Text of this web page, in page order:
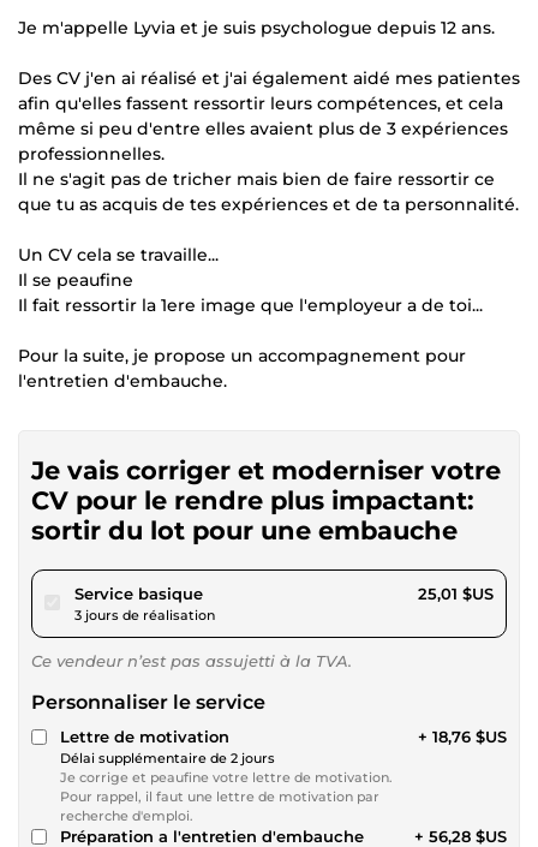
Je m'appelle Lyvia et je suis psychologue depuis 12 ans.
Des CV j'en ai réalisé et j'ai également aidé mes patientes
afin qu'elles fassent ressortir leurs compétences, et cela
même si peu d'entre elles avaient plus de 3 expériences
professionnelles.
Il ne s'agit pas de tricher mais bien de faire ressortir ce
que tu as acquis de tes expériences et de ta personnalité.
Un CV cela se travaille...
Il se peaufine
Il fait ressortir la 1ere image que l'employeur a de toi...
Pour la suite, je propose un accompagnement pour
l'entretien d'embauche.
Je vais corriger et moderniser votre
CV pour le rendre plus impactant:
sortir du lot pour une embauche
Service basiquepour 23,05 $US
3 jours de réalisation
25,01 $US
Ce vendeur n’est pas assujetti à la TVA.
Personnaliser le service
Lettre de motivation
Délai supplémentaire de 2 jours
Je corrige et peaufine votre lettre de motivation.
Pour rappel, il faut une lettre de motivation par
recherche d'emploi.
+ 18,76 $US
Préparation a l'entretien d'embauche + 56,28 $US